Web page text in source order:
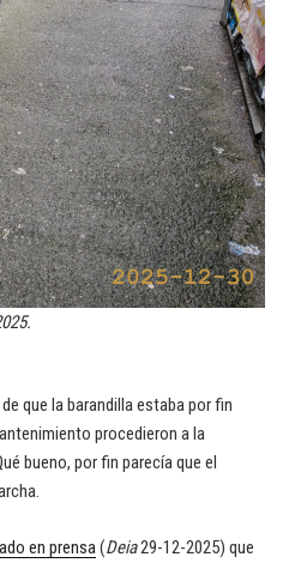
de que la barandilla estaba por fin
procedieron a la
bueno, por fin parecía que el
en prensa(Deia29-12-2025) que